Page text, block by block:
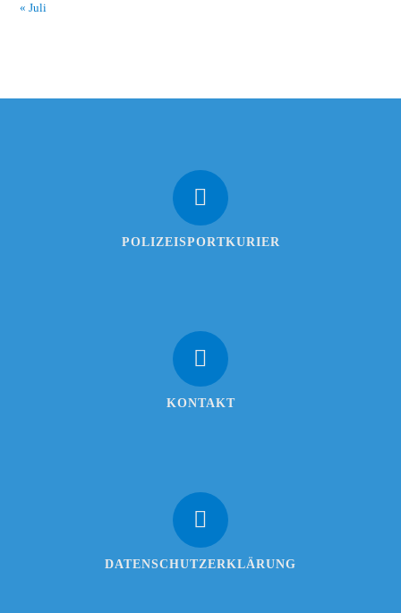
« Juli
POLIZEISPORTKURIER
KONTAKT
DATENSCHUTZERKLÄRUNG